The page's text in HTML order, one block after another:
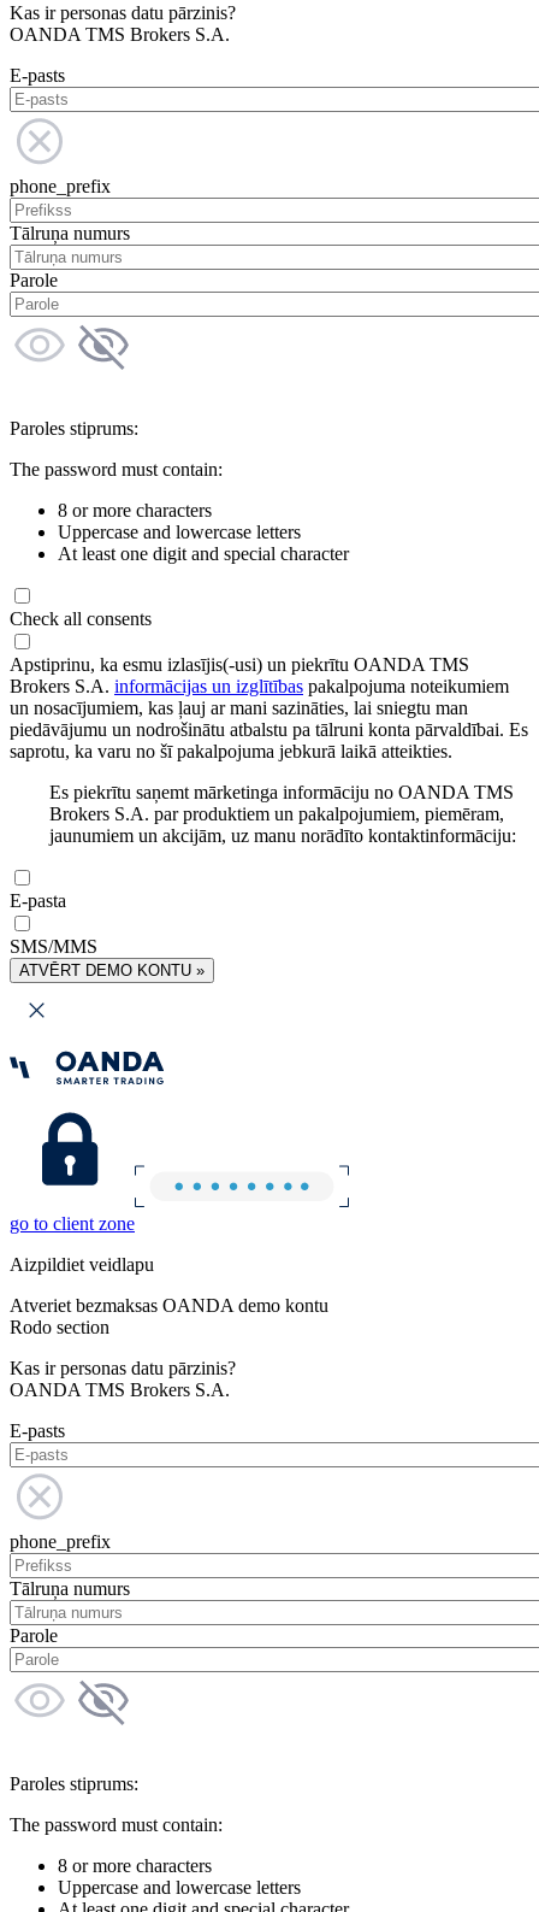
Kas ir personas datu pārzinis?
OANDA TMS Brokers S.A.
E-pasts
phone_prefix
Tālruņa numurs
Parole
Paroles stiprums:
The password must contain:
8 or more characters
Uppercase and lowercase letters
At least one digit and special character
Check all consents
Apstiprinu, ka esmu izlasījis(-usi) un piekrītu OANDA TMS
Brokers S.A. informācijas un izglītības pakalpojuma noteikumiem
un nosacījumiem, kas ļauj ar mani sazināties, lai sniegtu man
piedāvājumu un nodrošinātu atbalstu pa tālruni konta pārvaldībai. Es
saprotu, ka varu no šī pakalpojuma jebkurā laikā atteikties.
Es piekrītu saņemt mārketinga informāciju no OANDA TMS
Brokers S.A. par produktiem un pakalpojumiem, piemēram,
jaunumiem un akcijām, uz manu norādīto kontaktinformāciju:
E-pasta
SMS/MMS
ATVĒRT DEMO KONTU »
go to client zone
Aizpildiet veidlapu
Atveriet bezmaksas OANDA demo kontu
Rodo section
Kas ir personas datu pārzinis?
OANDA TMS Brokers S.A.
E-pasts
phone_prefix
Tālruņa numurs
Parole
Paroles stiprums:
The password must contain:
8 or more characters
Uppercase and lowercase letters